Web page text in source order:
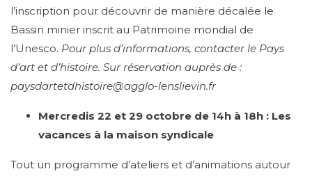
l’inscription pour découvrir de manière décalée le
Bassin minier inscrit au Patrimoine mondial de
l’Unesco. Pour plus d’informations, contacter le Pays
d’art et d’histoire. Sur réservation auprès de :
paysdartetdhistoire@agglo-lenslievin.fr
Mercredis 22 et 29 octobre de 14h à 18h : Les
vacances à la maison syndicale
Tout un programme d’ateliers et d’animations autour